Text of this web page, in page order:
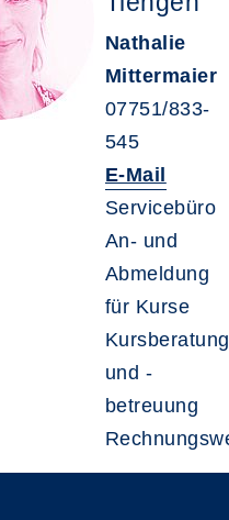
Nathalie
Mittermaier
07751/833-
545
E-Mail
Servicebüro
An- und
Abmeldung
für Kurse
Kursberatung
und -
betreuung